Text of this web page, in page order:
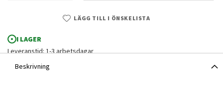
LÄGG TILL I ÖNSKELISTA
I LAGER
Leveranstid: 1-3 arbetsdagar
One Piece: Chopper Robo Super 4 Kung Fu Tracer
Beskrivning